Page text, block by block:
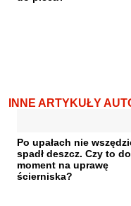
INNE ARTYKUŁY
Po upałach nie
spadł deszcz. Czy to
moment na uprawę
ścierniska?